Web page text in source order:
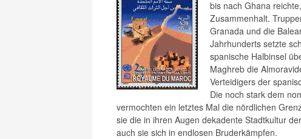
bis nach Ghana
Zusammenhalt.
Granada und die
Jahrhunderts setzte
spanische Halbinsel
Maghreb die
Verteidigers der
Die noch stark dem
vermochten ein letztes Mal die nördlichen
sie die in ihren Augen dekadente Stadtkultur
auch sie sich in endlosen Bruderkämpfen.